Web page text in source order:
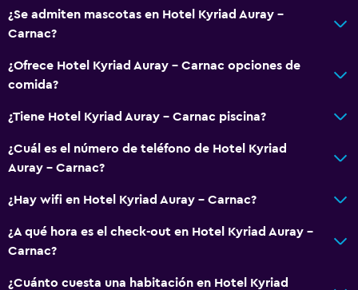
¿Se admiten mascotas en Hotel Kyriad Auray -
Carnac?
¿Ofrece Hotel Kyriad Auray - Carnac opciones de
comida?
¿Tiene Hotel Kyriad Auray - Carnac piscina?
¿Cuál es el número de teléfono de Hotel Kyriad
Auray - Carnac?
¿Hay wifi en Hotel Kyriad Auray - Carnac?
¿A qué hora es el check-out en Hotel Kyriad Auray -
Carnac?
¿Cuánto cuesta una habitación en Hotel Kyriad